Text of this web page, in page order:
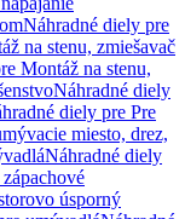
Náhradné diely pre
na stenu, zmiešavač
Montáž na stenu,
Náhradné diely
diely pre Pre
miesto, drez,
Náhradné diely
úsporný